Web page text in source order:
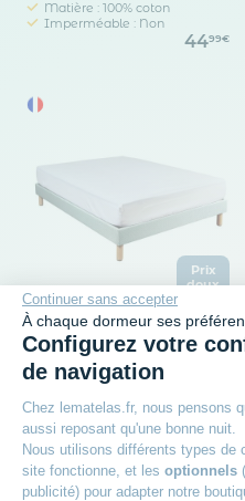
Continuer sans accepter
À chaque dormeur ses
Configurez votre
de navigation
Chez lematelas.fr, nous pensons
aussi reposant qu'une bonne nuit.
Nous utilisons différents types de
site fonctionne, et les optionnels
publicité) pour adapter notre
Matière : 100% coton
Imperméable : Non
4499€
Prix
doux
TERRE DE NUIT
Protège matelas molleton
100% coton bio - bonnet
30 cm
Matière : 100% coton bio
Imperméable : Non
4499€